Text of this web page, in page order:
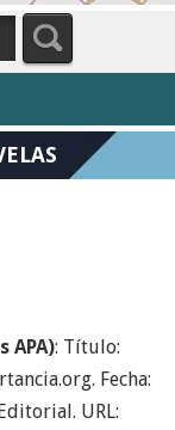
APA): Título:
Fecha:
URL: